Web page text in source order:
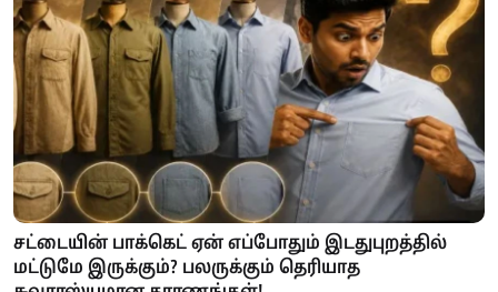
சட்டையின் பாக்கெட் ஏன் எப்போதும் இடதுபுறத்தில்
மட்டுமே இருக்கும்? பலருக்கும் தெரியாத